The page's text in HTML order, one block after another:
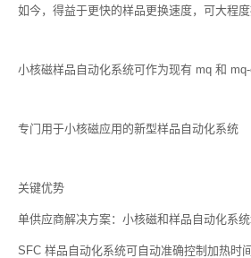
如今，得益于更快的样品更换速度，可大程
小核磁样品自动化系统可作为现有 mq 和
专门用于小核磁应用的新型样品自动化系统
关键优势
单供应商解决方案：小核磁和样品自动化系
SFC 样品自动化系统可自动准确控制加热时